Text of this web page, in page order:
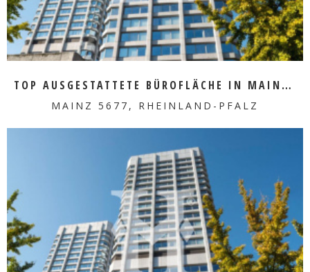
TOP AUSGESTATTETE BÜROFLÄCHE IN MAINZ ZU VERMIETEN
MAINZ 5677, RHEINLAND-PFALZ
MEHR ERFAHREN